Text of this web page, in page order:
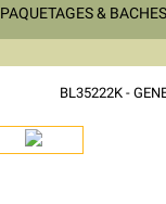
PAQUETAGES & BACHES